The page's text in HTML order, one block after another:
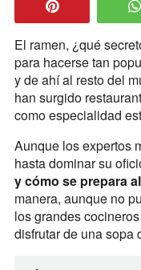
El ramen, ¿qué
para hacerse tan
y de ahí al resto del
han surgido
como especialidad
Aunque los expertos
hasta dominar su
y cómo se prepara
manera, aunque no
los grandes
disfrutar de una sopa